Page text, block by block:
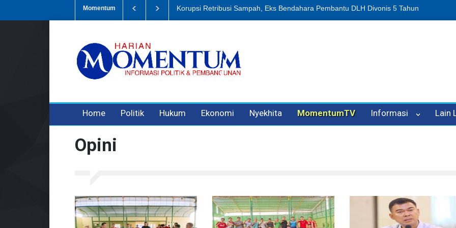
Momentum Dugaan Penipuan Oleh Oknum Kadis, Kuasa Hukum Pelapor Desak Polisi Tetapkan P-
Home Politik Hukum Ekonomi Nyekhita MomentumTV Informasi Lain
Opini